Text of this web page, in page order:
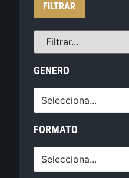
FILTRAR
GENERO
Selecciona...
FORMATO
Selecciona...